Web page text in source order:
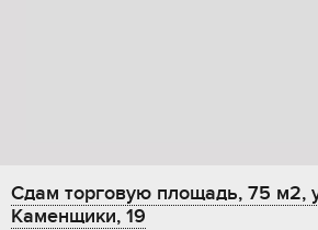
Сдам торговую площадь, 75 м2,
Каменщики, 19